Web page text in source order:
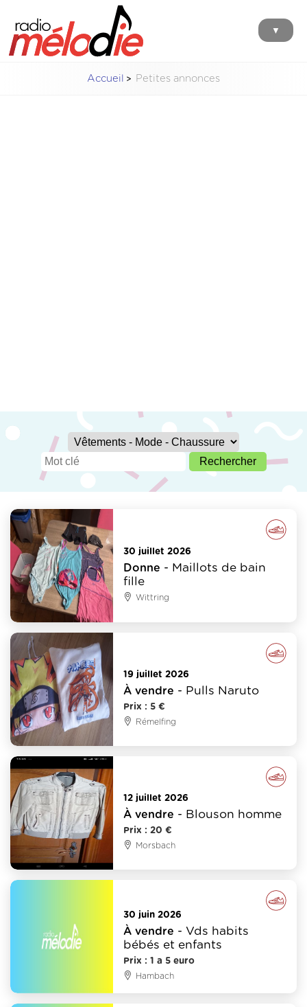
▼
Accueil Petites annonces
30 juillet 2026
Donne - Maillots de bain
fille
Wittring
19 juillet 2026
À vendre - Pulls Naruto
Prix : 5 €
Rémelfing
12 juillet 2026
À vendre - Blouson homme
Prix : 20 €
Morsbach
30 juin 2026
À vendre - Vds habits
bébés et enfants
Prix : 1 a 5 euro
Hambach